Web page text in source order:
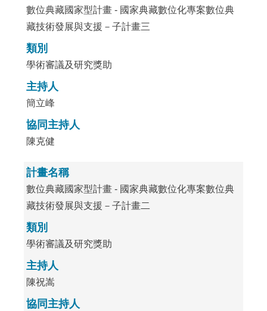
數位典藏國家型計畫 - 國家典藏數位化專案數位典
藏技術發展與支援－子計畫三
類別
學術審議及研究獎助
主持人
簡立峰
協同主持人
陳克健
計畫名稱
數位典藏國家型計畫 - 國家典藏數位化專案數位典
藏技術發展與支援－子計畫二
類別
學術審議及研究獎助
主持人
陳祝嵩
協同主持人